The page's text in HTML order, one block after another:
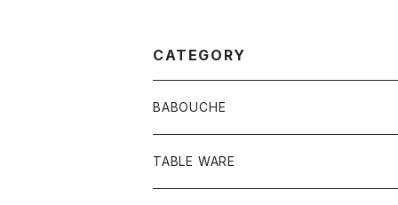
CATEGORY
BABOUCHE
シンプル
TABLE WARE